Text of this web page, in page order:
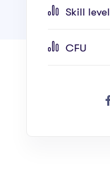
Skill level
CFU